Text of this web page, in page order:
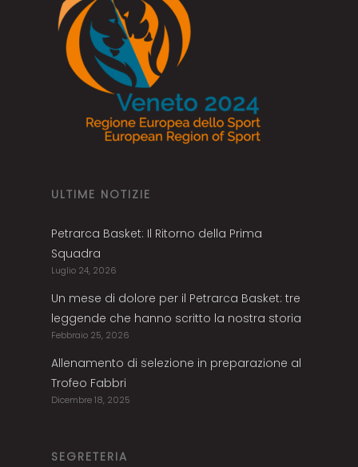
ULTIME NOTIZIE
Petrarca Basket: Il Ritorno della Prima
Squadra
Luglio 24, 2026
Un mese di dolore per il Petrarca Basket: tre
leggende che hanno scritto la nostra storia
Febbraio 25, 2026
Allenamento di selezione in preparazione al
Trofeo Fabbri
Dicembre 18, 2025
SEGRETERIA